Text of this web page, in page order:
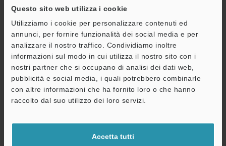
Questo sito web utilizza i cookie
Utilizziamo i cookie per personalizzare contenuti ed
annunci, per fornire funzionalità dei social media e per
analizzare il nostro traffico. Condividiamo inoltre
informazioni sul modo in cui utilizza il nostro sito con i
nostri partner che si occupano di analisi dei dati web,
pubblicità e social media, i quali potrebbero combinarle
con altre informazioni che ha fornito loro o che hanno
raccolto dal suo utilizzo dei loro servizi.
Accetta tutti
È disponibile anche un modello da 5 m. Contattare il più vicino
*3 L'oggetto minimo rilevabile è stato determinato alla distanza
di rilevamento e all'impostazione di sensibilita ottimali.
Scheda tecnica (PDF)